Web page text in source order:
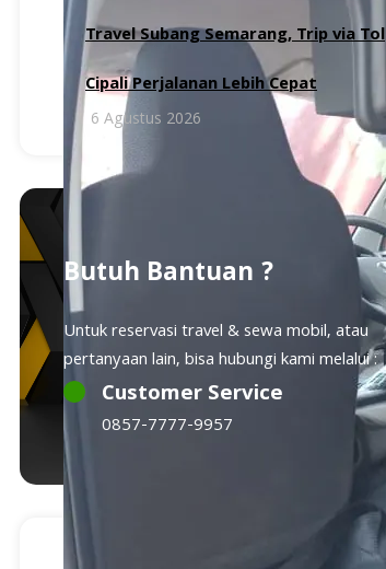
Travel Subang Semarang, Trip via Tol
Cipali Perjalanan Lebih Cepat
6 Agustus 2026
Butuh Bantuan ?
Untuk reservasi travel & sewa mobil, atau
pertanyaan lain, bisa hubungi kami melalui :
Customer Service
0857-7777-9957